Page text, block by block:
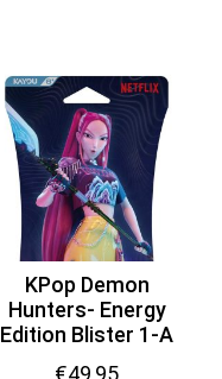
KPop Demon
Hunters- Energy
Edition Blister 1-A
€49,95